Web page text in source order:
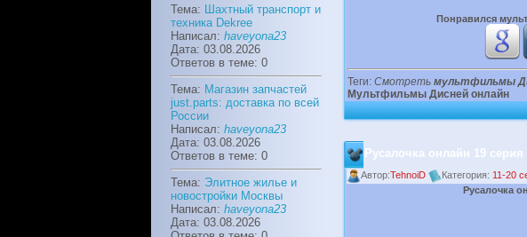
Тема: Шахтный транспорт и
техника Dekree
Написал: haveyona23
Дата: 03.08.2026
Ответов в теме: 0
Тема: Магазин запчастей
just.parts: доставка по всей
России
Написал: haveyona23
Дата: 03.08.2026
Ответов в теме: 0
Тема: Элитное жилье и
новостройки Москвы
Написал: haveyona23
Дата: 03.08.2026
Понравился
Теги: Смотреть мультфильмы
Мультфильмы Дисней онлайн
Русалочка онлайн 19
Автор:TehnoiD Категория: 11-20
Русалочка